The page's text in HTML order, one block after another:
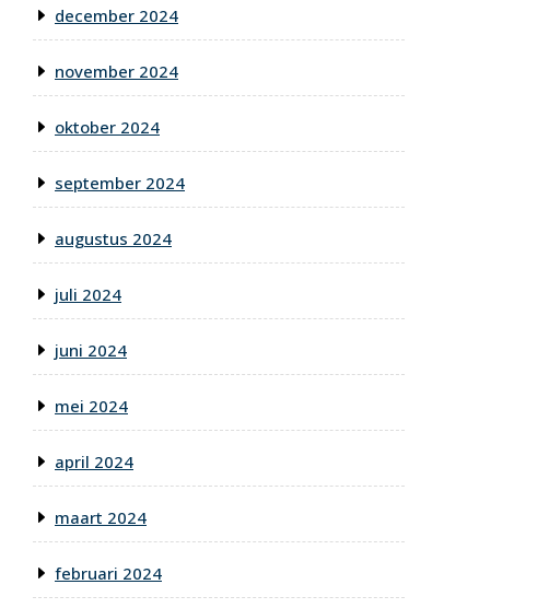
december 2024
november 2024
oktober 2024
september 2024
augustus 2024
juli 2024
juni 2024
mei 2024
april 2024
maart 2024
februari 2024